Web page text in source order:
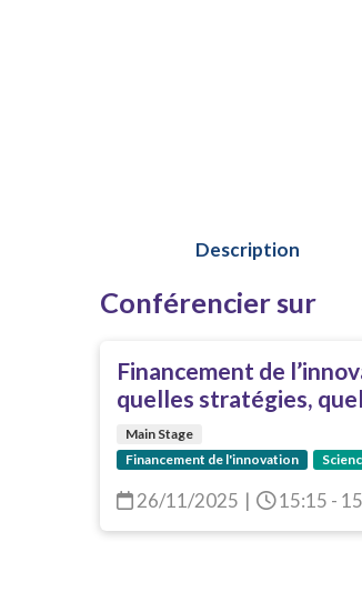
Description
Conférencier sur
Financement de
quelles stratégies,
Main Stage
Financement de l'innovation
26/11/2025 | 15:15 -